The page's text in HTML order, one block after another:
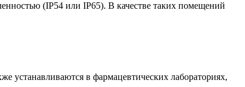
(IP54 или IP65). В качестве таких помещений
устанавливаются в фармацевтических лабораториях,